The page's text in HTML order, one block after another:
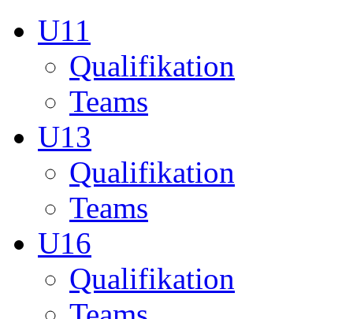
U11
Qualifikation
Teams
U13
Qualifikation
Teams
U16
Qualifikation